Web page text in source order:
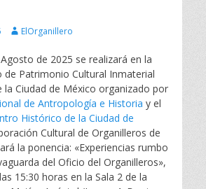
AutorElOrganillero
de 2025 se realizará en la
de Patrimonio Cultural Inmaterial
la Ciudad de México organizado por
de Antropología e Historia y el
Histórico de la Ciudad de
Cultural de Organilleros de
la ponencia: «Experiencias rumbo
del Oficio del Organilleros»,
15:30 horas en la Sala 2 de la